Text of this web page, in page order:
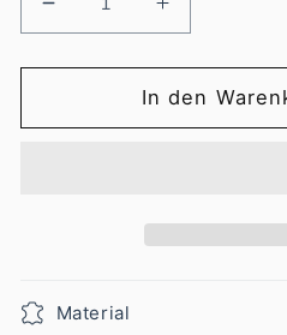
Verringere
die
Menge
Estella
200-
Erhöhe
die
Menge
für
Estella
In den
Material